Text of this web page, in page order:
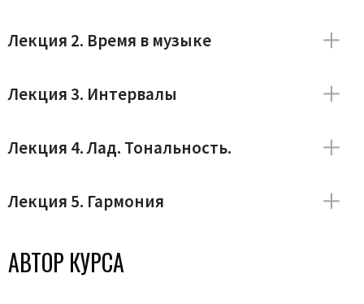
Лекция 2. Время в музыке
Лекция 3. Интервалы
Лекция 4. Лад. Тональность.
Лекция 5. Гармония
АВТОР КУРСА